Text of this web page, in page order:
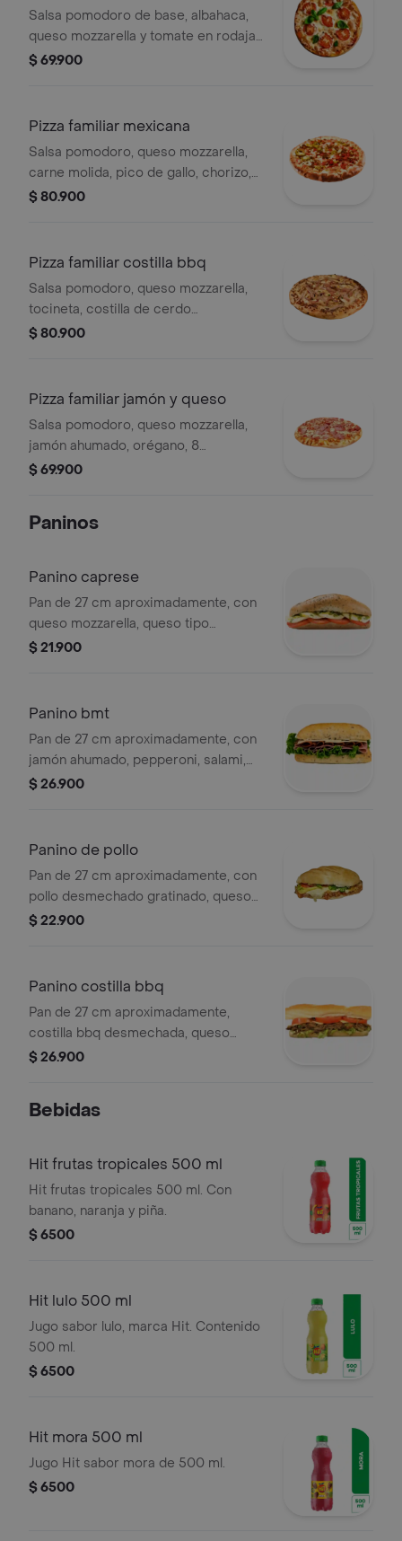
Salsa pomodoro de base, albahaca,
queso mozzarella y tomate en rodajas,
8 porciones.
$ 69.900
Pizza familiar mexicana
Salsa pomodoro, queso mozzarella,
carne molida, pico de gallo, chorizo,
jalapeños, nachos en trocitos,
$ 80.900
Pizza familiar costilla bbq
Salsa pomodoro, queso mozzarella,
tocineta, costilla de cerdo
desmechada, orégano, 8 porciones.
$ 80.900
Pizza familiar jamón y queso
Salsa pomodoro, queso mozzarella,
jamón ahumado, orégano, 8
porciones.
$ 69.900
Paninos
Panino caprese
Pan de 27 cm aproximadamente, con
queso mozzarella, queso tipo
cheddar, lechuga, tomate en rodajas,
vegetariano.
$ 21.900
Panino bmt
Pan de 27 cm aproximadamente, con
jamón ahumado, pepperoni, salami,
queso monterrey, lechuga, tomate en
$ 26.900
Panino de pollo
Pan de 27 cm aproximadamente, con
pollo desmechado gratinado, queso
mozzarella, pepinillos, tomate en
$ 22.900
Panino costilla bbq
Pan de 27 cm aproximadamente,
costilla bbq desmechada, queso
mozzarella, tomate, lechuga y salsas
$ 26.900
Bebidas
Hit frutas tropicales 500 ml
Hit frutas tropicales 500 ml. Con
banano, naranja y piña.
$ 6500
Hit lulo 500 ml
Jugo sabor lulo, marca Hit. Contenido
500 ml.
$ 6500
Hit mora 500 ml
Jugo Hit sabor mora de 500 ml.
$ 6500